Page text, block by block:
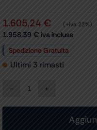
1.605,24€ (+iva 22%)
1.958,39 € iva inclusa
Spedizione Gratuita
Ultimi 3 rimasti
CARRELLO
-